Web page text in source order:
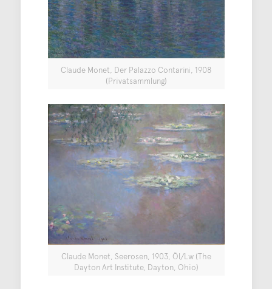
Claude Monet, Der Palazzo Contarini, 1908
(Privatsammlung)
Claude Monet, Seerosen, 1903, Öl/Lw (The
Dayton Art Institute, Dayton, Ohio)